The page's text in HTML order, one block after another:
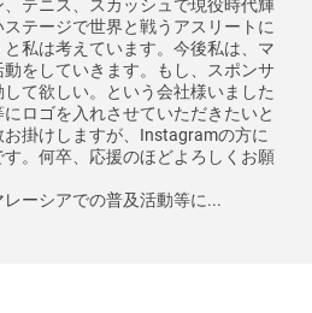
テニス、スカッシュで現役時代輝
テージで世界と戦うアスリートに
私は考えています。今後私は、マ
をしていきます。もし、スポンサ
て欲しい。という会社様いました
ロゴを入れさせていただきたいと
掛けしますが、Instagramの方に
。何卒、応援のほどよろしくお願
ーシアでの普及活動等に...